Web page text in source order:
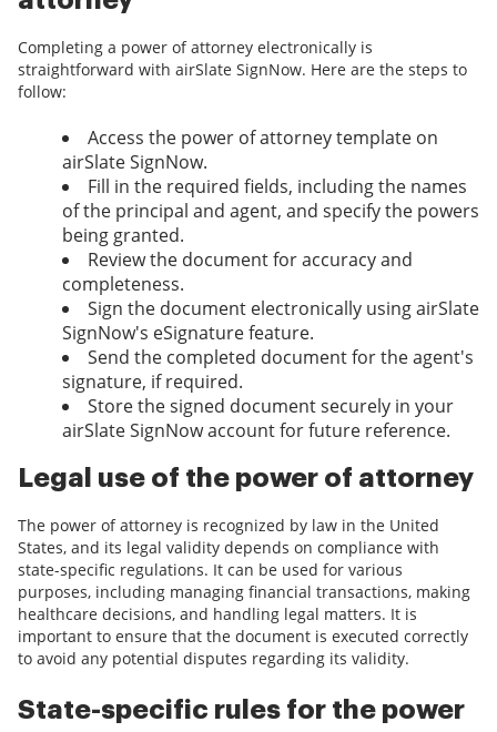
Completing a power of attorney electronically is
straightforward with airSlate SignNow. Here are the steps to
follow:
Access the power of attorney template on
airSlate SignNow.
Fill in the required fields, including the names
of the principal and agent, and specify the powers
being granted.
Review the document for accuracy and
completeness.
Sign the document electronically using airSlate
SignNow's eSignature feature.
Send the completed document for the agent's
signature, if required.
Store the signed document securely in your
airSlate SignNow account for future reference.
Legal use of the power of attorney
The power of attorney is recognized by law in the United
States, and its legal validity depends on compliance with
state-specific regulations. It can be used for various
purposes, including managing financial transactions, making
healthcare decisions, and handling legal matters. It is
important to ensure that the document is executed correctly
to avoid any potential disputes regarding its validity.
State-specific rules for the power